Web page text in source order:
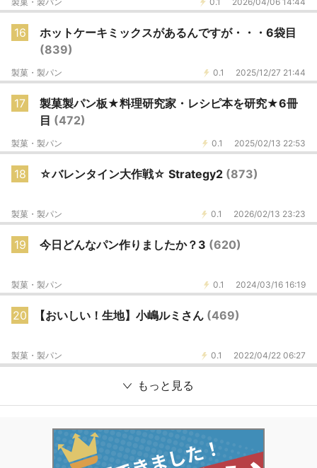
16
ホットケーキミックスがあるんですが・・・6袋目
(839)
0.1 2025/12/27 21:44
製菓・製パン
17
製菓製パン板★料理研究家・レシピ本を研究★6冊
目 (472)
0.1 2025/02/13 22:53
製菓・製パン
18 ☆バレンタイン大作戦☆ Strategy2 (873)
0.1 2026/02/13 23:23
製菓・製パン
19 今日どんなパン作りましたか？3 (620)
0.1 2024/03/16 16:19
製菓・製パン
20 【おいしい！生地】小嶋ルミさん (469)
0.1 2022/04/22 06:27
製菓・製パン
もっと見る